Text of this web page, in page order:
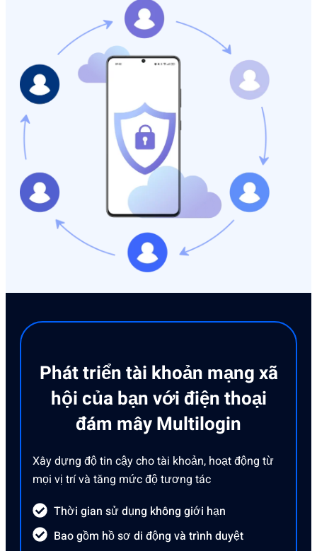
Phát triển tài khoản mạng xã
hội của bạn với điện thoại
đám mây Multilogin
Xây dựng độ tin cậy cho tài khoản, hoạt động từ
mọi vị trí và tăng mức độ tương tác
Thời gian sử dụng không giới hạn
Bao gồm hồ sơ di động và trình duyệt